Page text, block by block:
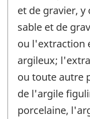
et de gravier,
sable et de
ou l'extraction
argileux;
ou toute autre
de l'argile
porcelaine,